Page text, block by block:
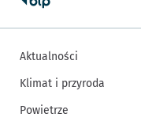
Aktualności
Klimat i przyroda
Powietrze